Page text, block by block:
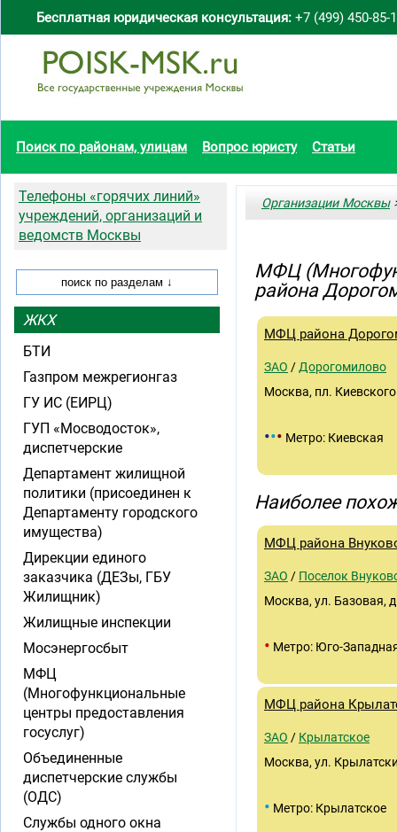
Бесплатная юридическая консультация: +7 (499) 450-85-
Поиск по районам, улицам Вопрос юристу Статьи
Организации Москвы
МФЦ
района
МФЦ района
ЗАО / Дорогомилово
Москва, пл.
••• Метро: Киевская
Наиболее
МФЦ района
ЗАО / Поселок
Москва, ул. Базовая,
• Метро: Юго-
МФЦ района
ЗАО / Крылатское
Москва, ул.
• Метро: Крылатское
Телефоны «горячих линий»
учреждений, организаций и
ведомств Москвы
ЖКХ
БТИ
Газпром межрегионгаз
ГУ ИС (ЕИРЦ)
ГУП «Мосводосток»,
диспетчерские
Департамент жилищной
политики (присоединен к
Департаменту городского
имущества)
Дирекции единого
заказчика (ДЕЗы, ГБУ
Жилищник)
Жилищные инспекции
Мосэнергосбыт
МФЦ
(Многофункциональные
центры предоставления
госуслуг)
Объединенные
диспетчерские службы
(ОДС)
Службы одного окна